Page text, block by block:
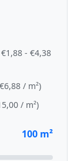
- €4,38
/ m²)
/ m²)
100 m²